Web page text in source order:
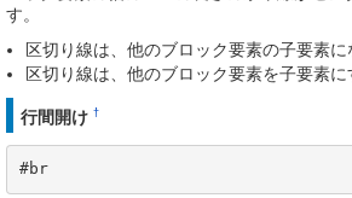
す。
区切り線は、他のブロック要素の子要素に
区切り線は、他のブロック要素を子要素に
行間開け †
#br